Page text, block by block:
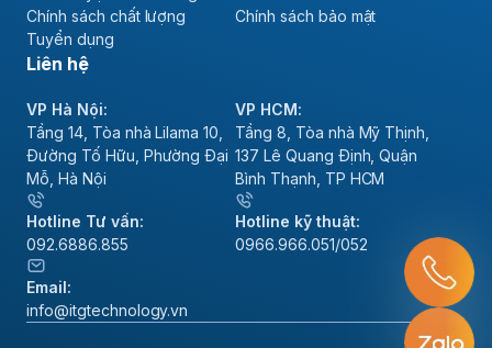
Chính sách chất lượng
Chính sách bảo mật
Tuyển dụng
Liên hệ
VP Hà Nội:
Tầng 14, Tòa nhà Lilama 10,
Đường Tố Hữu, Phường Đại
Mỗ, Hà Nội
VP HCM:
Tầng 8, Tòa nhà Mỹ Thịnh,
137 Lê Quang Định, Quận
Bình Thạnh, TP HCM
Hotline Tư vấn:
092.6886.855
Hotline kỹ thuật:
0966.966.051/052
Email:
info@itgtechnology.vn